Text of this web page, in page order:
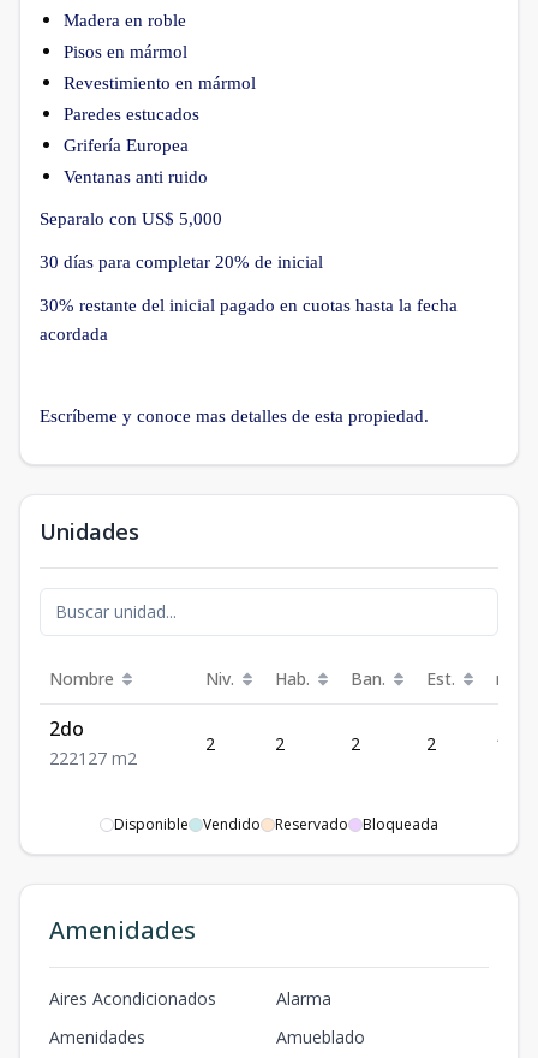
Madera en roble
Pisos en mármol
Revestimiento en mármol
Paredes estucados
Grifería Europea
Ventanas anti ruido
Separalo con US$ 5,000
30 días para completar 20% de inicial
30% restante del inicial pagado en cuotas hasta la fecha
acordada
Escríbeme y conoce mas detalles de esta propiedad.
Unidades
Nombre Niv. Hab. Ban. Est. m²
2do
222127 m2
2 2 2 2 127
Disponible Vendido Reservado Bloqueada
Amenidades
Aires Acondicionados
Alarma
Amenidades
Amueblado